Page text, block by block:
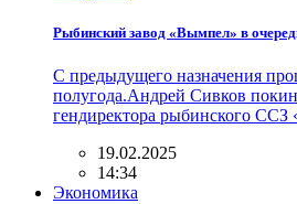
Рыбинский завод «Вымпел» в
С предыдущего назначения
полугода.Андрей Сивков
гендиректора рыбинского
19.02.2025
14:34
Экономика